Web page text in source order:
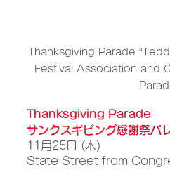
Thanksgiving Parade
Festival Association and
Thanksgiving Parade
サンクスギビング感謝祭パ
11月25日 (木)
State Street from